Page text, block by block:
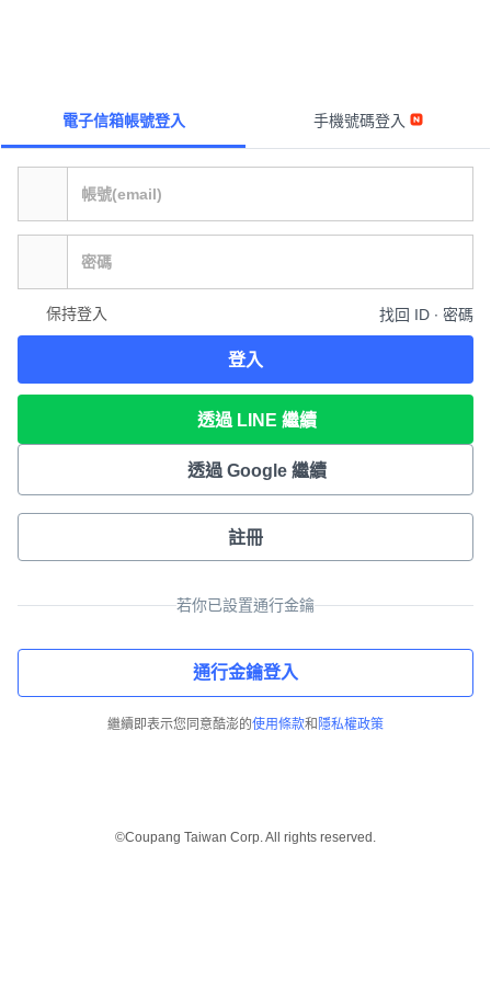
電子信箱帳號登入 手機號碼登入
保持登入 找回 ID ∙ 密碼
登入
透過 LINE 繼續
透過 Google 繼續
註冊
若你已設置通行金鑰
通行金鑰登入
繼續即表示您同意酷澎的使用條款和 隱私權政策
©Coupang Taiwan Corp. All rights reserved.